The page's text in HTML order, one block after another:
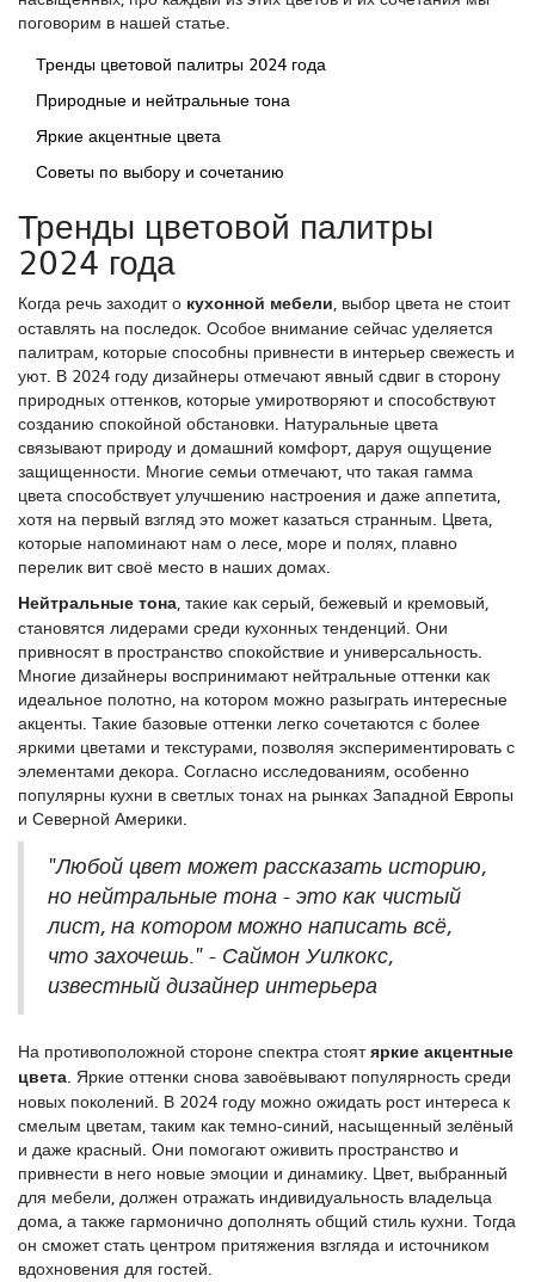
поговорим в нашей статье.
Тренды цветовой палитры 2024 года
Природные и нейтральные тона
Яркие акцентные цвета
Советы по выбору и сочетанию
Тренды цветовой палитры
2024 года
Когда речь заходит о кухонной мебели, выбор цвета не стоит
оставлять на последок. Особое внимание сейчас уделяется
палитрам, которые способны привнести в интерьер свежесть и
уют. В 2024 году дизайнеры отмечают явный сдвиг в сторону
природных оттенков, которые умиротворяют и способствуют
созданию спокойной обстановки. Натуральные цвета
связывают природу и домашний комфорт, даруя ощущение
защищенности. Многие семьи отмечают, что такая гамма
цвета способствует улучшению настроения и даже аппетита,
хотя на первый взгляд это может казаться странным. Цвета,
которые напоминают нам о лесе, море и полях, плавно
перелик вит своё место в наших домах.
Нейтральные тона, такие как серый, бежевый и кремовый,
становятся лидерами среди кухонных тенденций. Они
привносят в пространство спокойствие и универсальность.
Многие дизайнеры воспринимают нейтральные оттенки как
идеальное полотно, на котором можно разыграть интересные
акценты. Такие базовые оттенки легко сочетаются с более
яркими цветами и текстурами, позволяя экспериментировать с
элементами декора. Согласно исследованиям, особенно
популярны кухни в светлых тонах на рынках Западной Европы
и Северной Америки.
"Любой цвет может рассказать историю,
но нейтральные тона - это как чистый
лист, на котором можно написать всё,
что захочешь." - Саймон Уилкокс,
известный дизайнер интерьера
На противоположной стороне спектра стоятяркие акцентные
цвета. Яркие оттенки снова завоёвывают популярность среди
новых поколений. В 2024 году можно ожидать рост интереса к
смелым цветам, таким как темно-синий, насыщенный зелёный
и даже красный. Они помогают оживить пространство и
привнести в него новые эмоции и динамику. Цвет, выбранный
для мебели, должен отражать индивидуальность владельца
дома, а также гармонично дополнять общий стиль кухни. Тогда
он сможет стать центром притяжения взгляда и источником
вдохновения для гостей.